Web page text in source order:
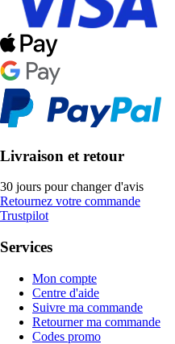
Livraison et retour
30 jours pour changer d'avis
Retournez votre commande
Trustpilot
Services
Mon compte
Centre d'aide
Suivre ma commande
Retourner ma commande
Codes promo